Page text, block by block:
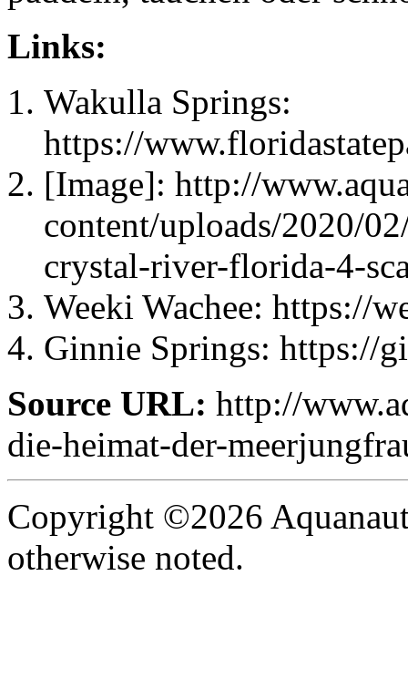
Links:
Wakulla Springs:
https://
[Image]: http://
content/uploads/2020/
crystal-river-florida-4-
Weeki Wachee: https://
Ginnie Springs: https://
Source URL: http://
die-heimat-der-
Copyright ©2026
otherwise noted.